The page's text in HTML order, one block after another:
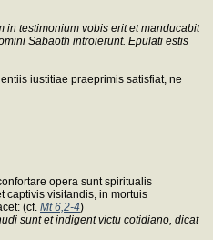
in testimonium vobis erit et manducabit
Sabaoth introierunt. Epulati estis
iustitiae praeprimis satisfiat, ne
opera sunt spiritualis
captivis visitandis, in mortuis
(cf. Mt 6,2-4)
sunt et indigent victu cotidiano, dicat